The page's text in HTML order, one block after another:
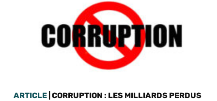
ARTICLE | CORRUPTION : LES MILLIARDS PERDUS